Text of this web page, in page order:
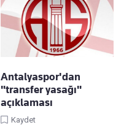
Antalyaspor'dan
"transfer yasağı"
açıklaması
Kaydet